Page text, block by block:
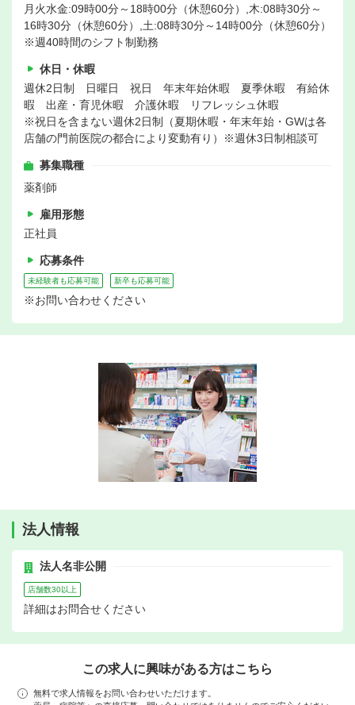
月火水金:09時00分～18時00分（休憩60分）,木:08時30分～
16時30分（休憩60分）,土:08時30分～14時00分（休憩60分）
※週40時間のシフト制勤務
休日・休暇
週休2日制 日曜日 祝日 年末年始休暇 夏季休暇 有給休
暇 出産・育児休暇 介護休暇 リフレッシュ休暇
※祝日を含まない週休2日制（夏期休暇・年末年始・GWは各
店舗の門前医院の都合により変動有り）※週休3日制相談可
募集職種
薬剤師
雇用形態
正社員
応募条件
未経験者も応募可能 新卒も応募可能
※お問い合わせください
法人情報
法人名非公開
店舗数30以上
詳細はお問合せください
この求人に興味がある方はこちら
無料で求人情報をお問い合わせいただけます。